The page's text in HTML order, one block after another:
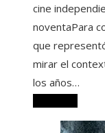
cine
noventaPara
que
mirar el
los años…